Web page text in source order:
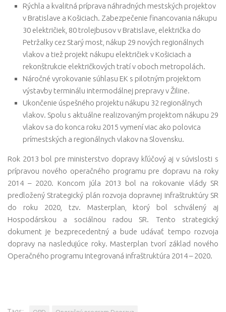
Rýchla a kvalitná príprava náhradných mestských projektov
v Bratislave a Košiciach. Zabezpečenie financovania nákupu
30 električiek, 80 trolejbusov v Bratislave, električka do
Petržalky cez Starý most, nákup 29 nových regionálnych
vlakov a tiež projekt nákupu električiek v Košiciach a
rekonštrukcie električkových tratí v oboch metropolách.
Náročné vyrokovanie súhlasu EK s pilotným projektom
výstavby terminálu intermodálnej prepravy v Žiline.
Ukončenie úspešného projektu nákupu 32 regionálnych
vlakov. Spolu s aktuálne realizovaným projektom nákupu 29
vlakov sa do konca roku 2015 vymení viac ako polovica
prímestských a regionálnych vlakov na Slovensku.
Rok 2013 bol pre ministerstvo dopravy kľúčový aj v súvislosti s
prípravou nového operačného programu pre dopravu na roky
2014 – 2020. Koncom júla 2013 bol na rokovanie vlády SR
predložený Strategický plán rozvoja dopravnej infraštruktúry SR
do roku 2020, tzv. Masterplan, ktorý bol schválený aj
Hospodárskou a sociálnou radou SR. Tento strategický
dokument je bezprecedentný a bude udávať tempo rozvoja
dopravy na nasledujúce roky. Masterplan tvorí základ nového
Operačného programu Integrovaná infraštruktúra 2014 – 2020.